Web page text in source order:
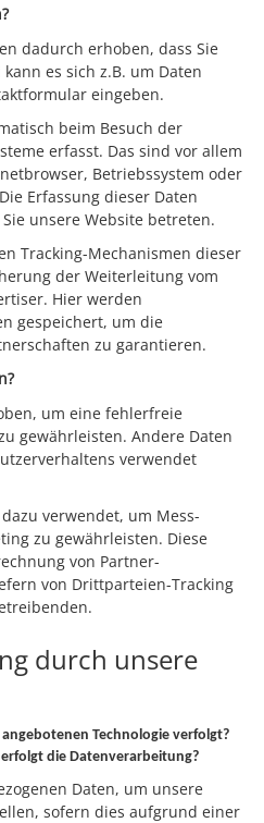
dadurch erhoben, dass Sie
es sich z.B. um Daten
eingeben.
beim Besuch der
erfasst. Das sind vor allem
Betriebssystem oder
Erfassung dieser Daten
unsere Website betreten.
Tracking-Mechanismen dieser
der Weiterleitung vom
Hier werden
gespeichert, um die
zu garantieren.
um eine fehlerfreie
gewährleisten. Andere Daten
verwendet
verwendet, um Mess-
zu gewährleisten. Diese
von Partner-
von Drittparteien-Tracking
durch unsere
Technologie verfolgt?
die Datenverarbeitung?
Daten, um unsere
sofern dies aufgrund einer